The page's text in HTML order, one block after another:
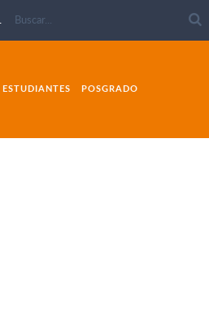
ESTUDIANTES POSGRADO